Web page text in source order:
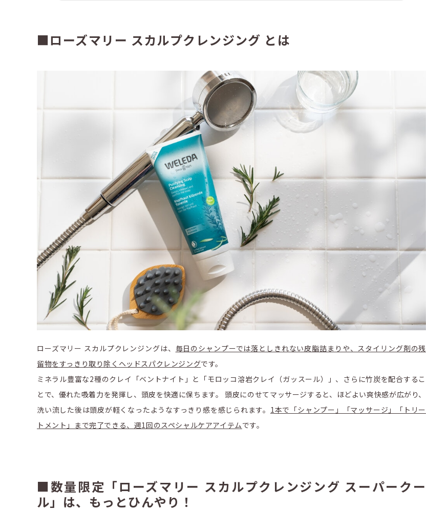
■ローズマリー スカルプクレンジング とは
ローズマリー スカルプクレンジングは、 毎日のシャンプーでは落としきれない皮脂詰まりや、スタイリング剤の残
留物をすっきり取り除くヘッドスパクレンジングです。
ミネラル豊富な2種のクレイ「ベントナイト」と「モロッコ溶岩クレイ（ガッスール）」、さらに竹炭を配合するこ
とで、優れた吸着力を発揮し、頭皮を快適に保ちます。 頭皮にのせてマッサージすると、ほどよい爽快感が広がり、
洗い流した後は頭皮が軽くなったようなすっきり感を感じられます。 1本で「シャンプー」「マッサージ」「トリー
トメント」まで完了できる、週1回のスペシャルケアアイテムです。
■数量限定「ローズマリー スカルプクレンジング スーパークー
ル」は、もっとひんやり！